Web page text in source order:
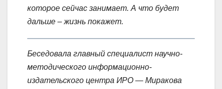
которое сейчас занимает. А что будет
дальше – жизнь покажет.
Беседовала главный специалист научно-
методического информационно-
издательского центра ИРО — Миракова